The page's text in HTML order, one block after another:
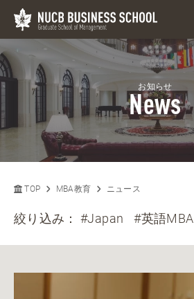
お知らせ
News
TOP MBA教育 ニュース
絞り込み：#Japan #英語MBA